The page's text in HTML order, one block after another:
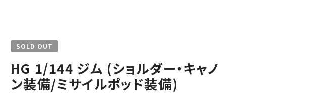
SOLD OUT
HG 1/144 ジム (ショルダー・キャノ
ン装備/ミサイルポッド装備)